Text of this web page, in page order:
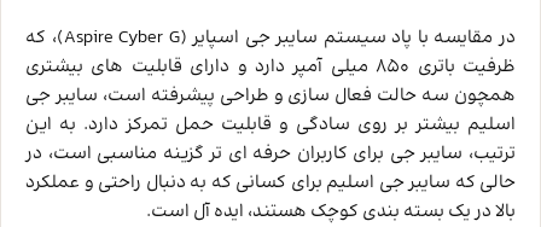
در مقایسه با پاد سیستم سایبر جی اسپایر (Aspire Cyber G)، که
ظرفیت باتری 850 میلی ‌آمپر دارد و دارای قابلیت‌ های بیشتری
همچون سه حالت فعال‌ سازی و طراحی پیشرفته است، سایبر جی
اسلیم بیشتر بر روی سادگی و قابلیت حمل تمرکز دارد. به این
ترتیب، سایبر جی برای کاربران حرفه‌ ای ‌تر گزینه مناسبی است، در
حالی که سایبر جی اسلیم برای کسانی که به دنبال راحتی و عملکرد
بالا در یک بسته ‌بندی کوچک هستند، ایده‌ آل است.